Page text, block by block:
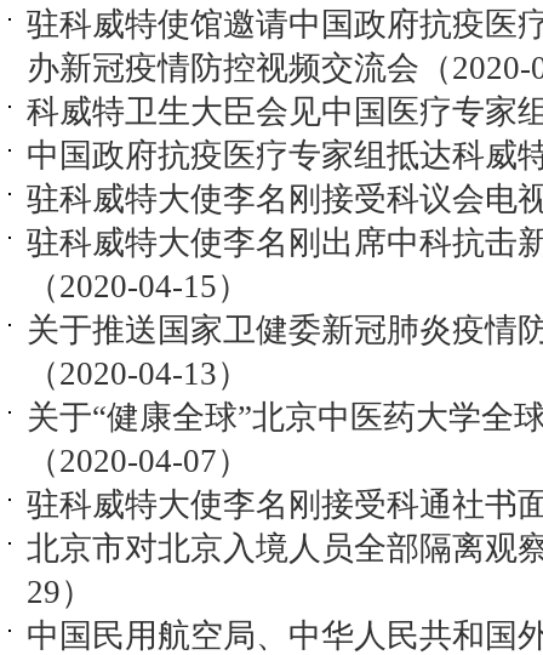
驻科威特使馆邀请中国政府抗疫医
办新冠疫情防控视频交流会（2020-
科威特卫生大臣会见中国医疗专家
中国政府抗疫医疗专家组抵达科威
驻科威特大使李名刚接受科议会电
驻科威特大使李名刚出席中科抗击
（2020-04-15）
关于推送国家卫健委新冠肺炎疫情
（2020-04-13）
关于“健康全球”北京中医药大学全
（2020-04-07）
驻科威特大使李名刚接受科通社书
北京市对北京入境人员全部隔离观
29）
中国民用航空局、中华人民共和国